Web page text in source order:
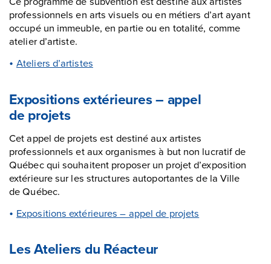
professionnels en arts visuels ou en métiers d’art ayant
occupé un immeuble, en partie ou en totalité, comme
atelier d’artiste.
Ateliers d’artistes
Expositions extérieures – appel
de projets
Cet appel de projets est destiné aux artistes
professionnels et aux organismes à but non lucratif de
Québec qui souhaitent proposer un projet d’exposition
extérieure sur les structures autoportantes de la Ville
de Québec.
Expositions extérieures – appel de projets
Les Ateliers du Réacteur